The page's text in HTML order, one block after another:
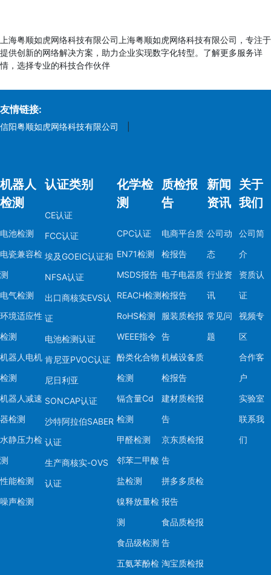
上海粤顺如虎网络科技有限公司上海粤顺如虎网络科技有限公司，专注于
提供创新的网络解决方案，助力企业实现数字化转型。了解更多服务详
情，选择专业的科技合作伙伴
友情链接:
信阳粤顺如虎网络科技有限公司
机器人
检测
电池检测
电瓷兼容检
测
电气检测
环境适应性
检测
机器人电机
检测
机器人减速
器检测
水静压力检
测
性能检测
噪声检测
认证类别
CE认证
FCC认证
埃及GOEIC认证和
NFSA认证
出口商核实EVS认
证
电池检测认证
肯尼亚PVOC认证
尼日利亚
SONCAP认证
沙特阿拉伯SABER
认证
生产商核实-OVS
认证
化学检
测
CPC认证
EN71检测
MSDS报告
REACH检测
RoHS检测
WEEE指令
酚类化合物
检测
镉含量Cd
检测
甲醛检测
邻苯二甲酸
盐检测
镍释放量检
测
食品级检测
五氨苯酚检
质检报
告
电商平台质
检报告
电子电器质
检报告
服装质检报
告
机械设备质
检报告
建材质检报
告
京东质检报
告
拼多多质检
报告
食品质检报
告
淘宝质检报
新闻
资讯
公司动
态
行业资
讯
常见问
题
关于
我们
公司简
介
资质认
证
视频专
区
合作客
户
实验室
联系我
们